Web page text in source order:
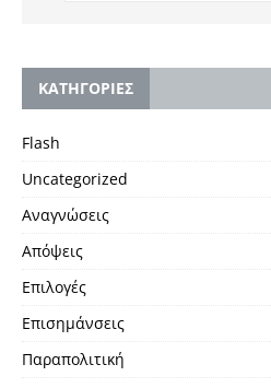
KΑΤΗΓΟΡΙΕΣ
Flash
Uncategorized
Αναγνώσεις
Απόψεις
Επιλογές
Επισημάνσεις
Παραπολιτική